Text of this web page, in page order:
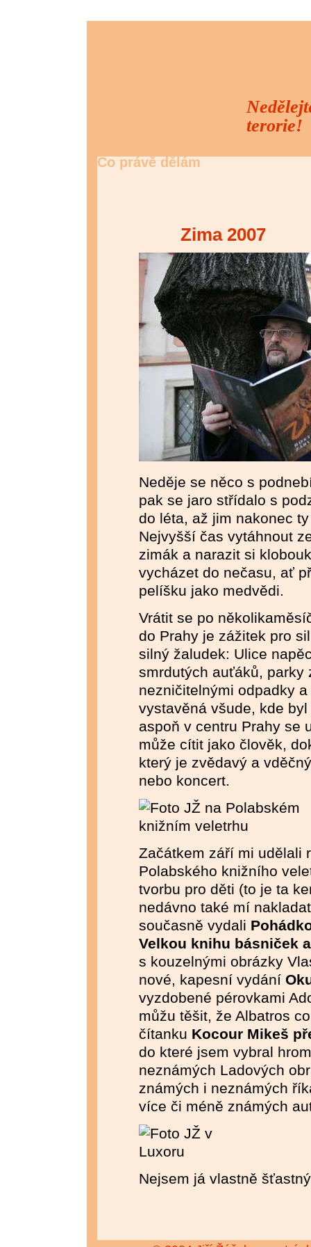
terorie!
Co právě dělám
Zima 2007
Neděje se něco s
pak se jaro střídalo s
do léta, až jim nakonec
Nejvyšší čas vytáhnout
zimák a narazit si
vycházet do nečasu, ať
pelíšku jako medvědi.
Vrátit se po
do Prahy je zážitek pro
silný žaludek: Ulice
smrdutých auťáků, parky
nezničitelnými odpadky
vystavěná všude, kde
aspoň v centru Prahy se
může cítit jako člověk,
který je zvědavý a
nebo koncert.
Začátkem září mi udělali
Polabského knižního
tvorbu pro děti (to je ta
nedávno také mí
současně vydali
Velkou knihu básniček
s kouzelnými obrázky
nové, kapesní vydání
vyzdobené pérovkami
můžu těšit, že Albatros
čítanku Kocour Mikeš
do které jsem vybral
neznámých Ladových
známých i neznámých
více či méně známých
Nejsem já vlastně